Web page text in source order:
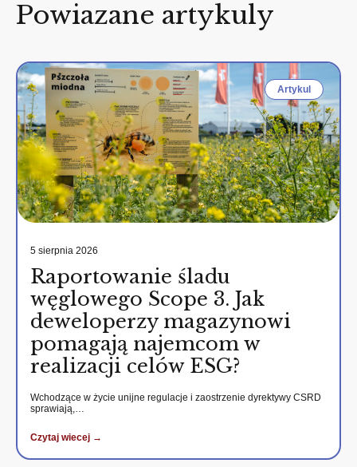
Powiazane artykuly
Artykul
5 sierpnia 2026
Raportowanie śladu
węglowego Scope 3. Jak
deweloperzy magazynowi
pomagają najemcom w
realizacji celów ESG?
Wchodzące w życie unijne regulacje i zaostrzenie dyrektywy CSRD
sprawiają,…
Czytaj wiecej →